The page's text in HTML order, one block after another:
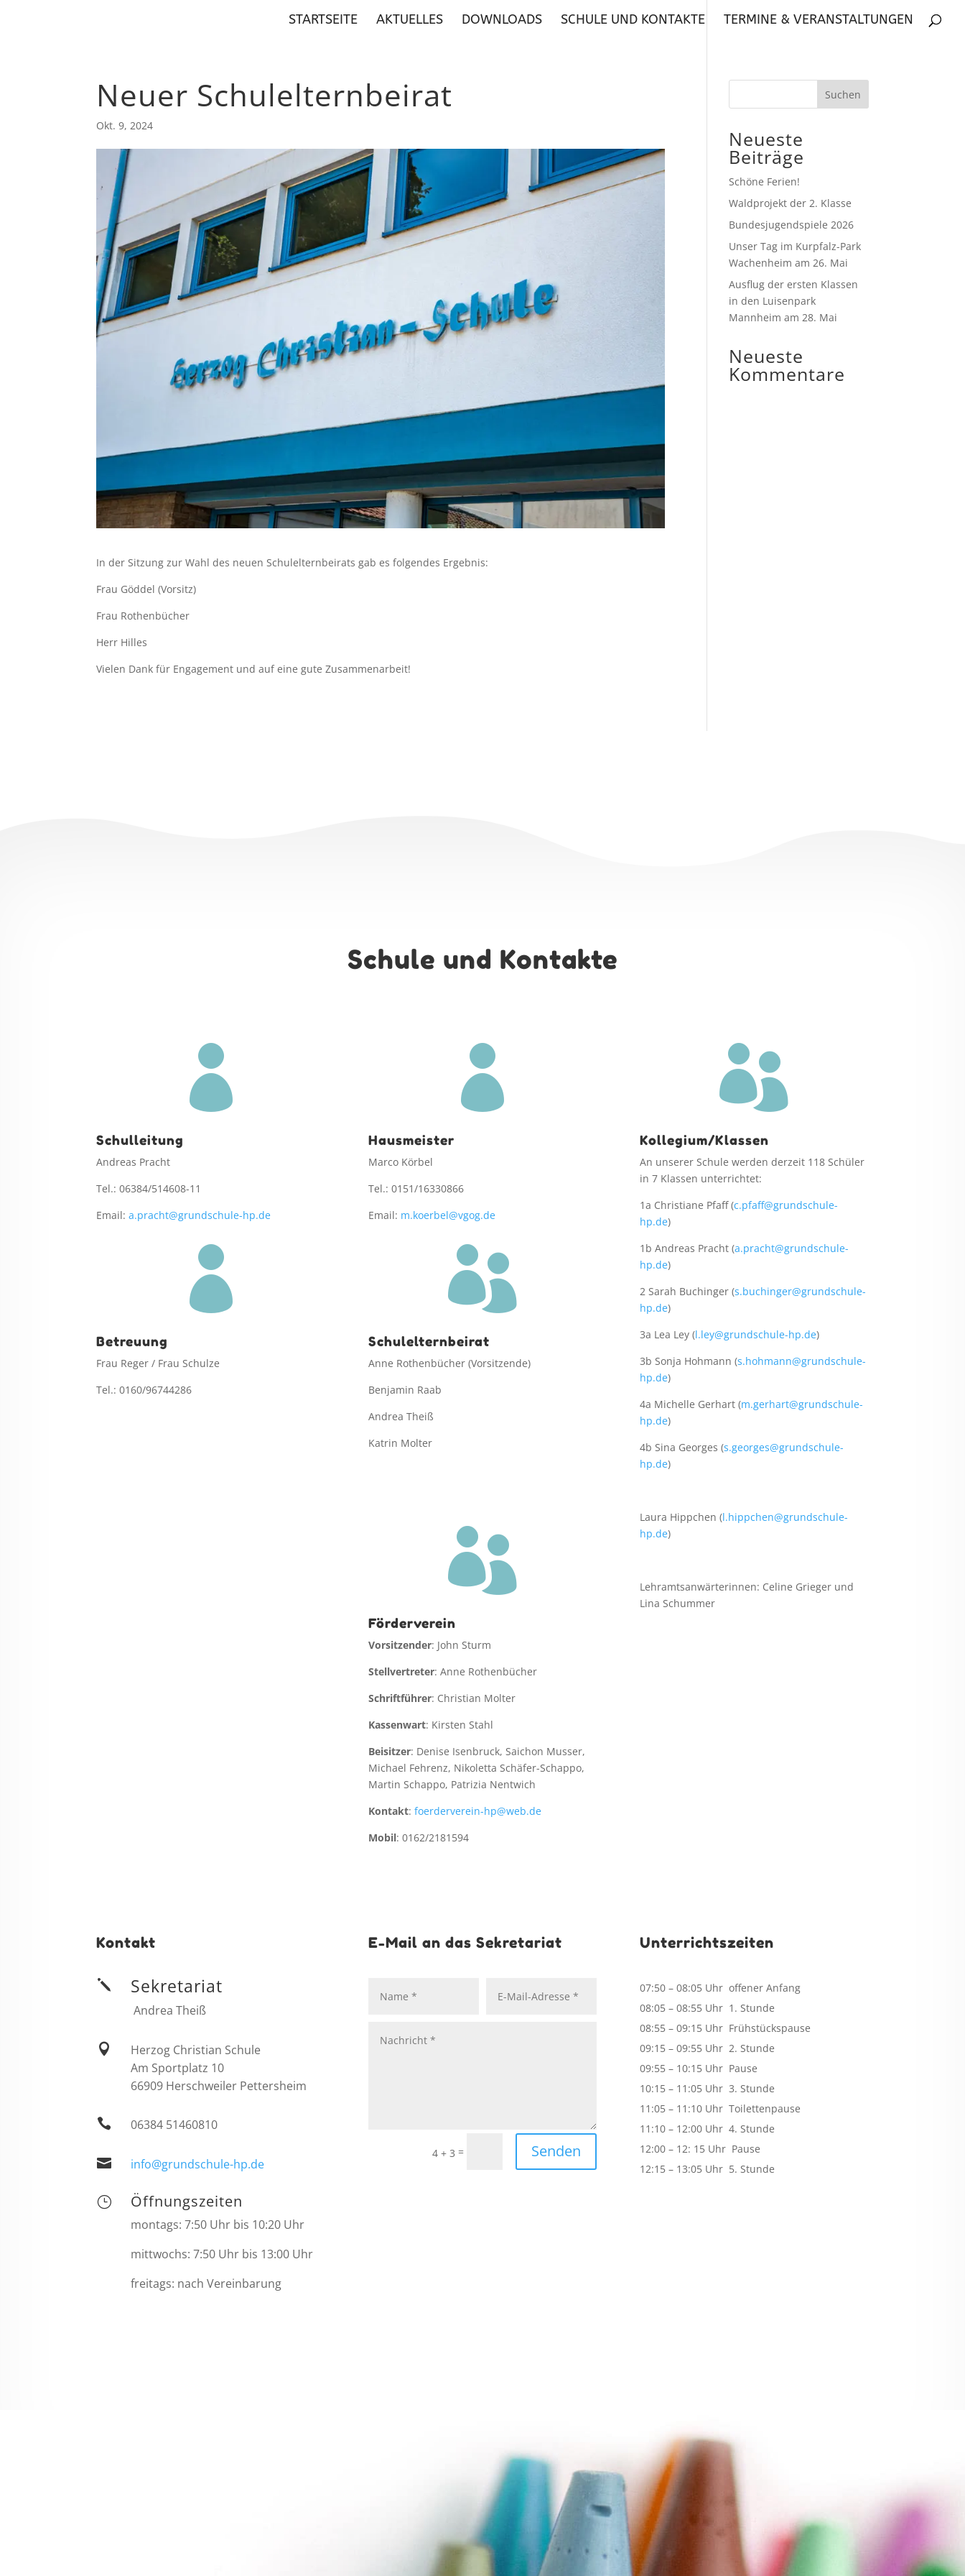
STARTSEITE AKTUELLES DOWNLOADS SCHULE UND KONTAKTE TERMINE & VERANSTALTUNGEN
Neuer Schulelternbeirat
Okt. 9, 2024
In der Sitzung zur Wahl des neuen Schulelternbeirats gab es folgendes Ergebnis:
Frau Göddel (Vorsitz)
Frau Rothenbücher
Herr Hilles
Vielen Dank für Engagement und auf eine gute Zusammenarbeit!
Neueste
Beiträge
Schöne Ferien!
Waldprojekt der 2. Klasse
Bundesjugendspiele 2026
Unser Tag im Kurpfalz-Park
Wachenheim am 26. Mai
Ausflug der ersten Klassen
in den Luisenpark
Mannheim am 28. Mai
Neueste
Kommentare
Schule und Kontakte

Schulleitung
Andreas Pracht
Tel.: 06384/514608-11
Email:a.pracht@grundschule-hp.de

Betreuung
Frau Reger / Frau Schulze
Tel.: 0160/96744286

Hausmeister
Marco Körbel
Tel.: 0151/16330866
Email: m.koerbel@vgog.de

Schulelternbeirat
Anne Rothenbücher (Vorsitzende)
Benjamin Raab
Andrea Theiß
Katrin Molter

Förderverein
Vorsitzender: John Sturm
Stellvertreter: Anne Rothenbücher
Schriftführer: Christian Molter
Kassenwart: Kirsten Stahl
Beisitzer: Denise Isenbruck, Saichon Musser,
Michael Fehrenz, Nikoletta Schäfer-Schappo,
Martin Schappo, Patrizia Nentwich
Kontakt: foerderverein-hp@web.de
Mobil: 0162/2181594

Kollegium/Klassen
An unserer Schule werden derzeit 118 Schüler
in 7 Klassen unterrichtet:
1a Christiane Pfaff (c.pfaff@grundschule-
hp.de)
1b Andreas Pracht (a.pracht@grundschule-
hp.de)
2 Sarah Buchinger (s.buchinger@grundschule-
hp.de)
3a Lea Ley (l.ley@grundschule-hp.de)
3b Sonja Hohmann (s.hohmann@grundschule-
hp.de)
4a Michelle Gerhart (m.gerhart@grundschule-
hp.de)
4b Sina Georges (s.georges@grundschule-
hp.de)
Laura Hippchen (l.hippchen@grundschule-
hp.de)
Lehramtsanwärterinnen: Celine Grieger und
Lina Schummer
Kontakt
j Sekretariat
Andrea Theiß

Herzog Christian Schule
Am Sportplatz 10
66909 Herschweiler Pettersheim
 06384 51460810
 info@grundschule-hp.de
} Öffnungszeiten
montags: 7:50 Uhr bis 10:20 Uhr
mittwochs: 7:50 Uhr bis 13:00 Uhr
freitags: nach Vereinbarung
E-Mail an das Sekretariat
4 + 3 = Senden
Unterrichtszeiten
07:50 – 08:05 Uhr offener Anfang
08:05 – 08:55 Uhr 1. Stunde
08:55 – 09:15 Uhr Frühstückspause
09:15 – 09:55 Uhr 2. Stunde
09:55 – 10:15 Uhr Pause
10:15 – 11:05 Uhr 3. Stunde
11:05 – 11:10 Uhr Toilettenpause
11:10 – 12:00 Uhr 4. Stunde
12:00 – 12: 15 Uhr Pause
12:15 – 13:05 Uhr 5. Stunde